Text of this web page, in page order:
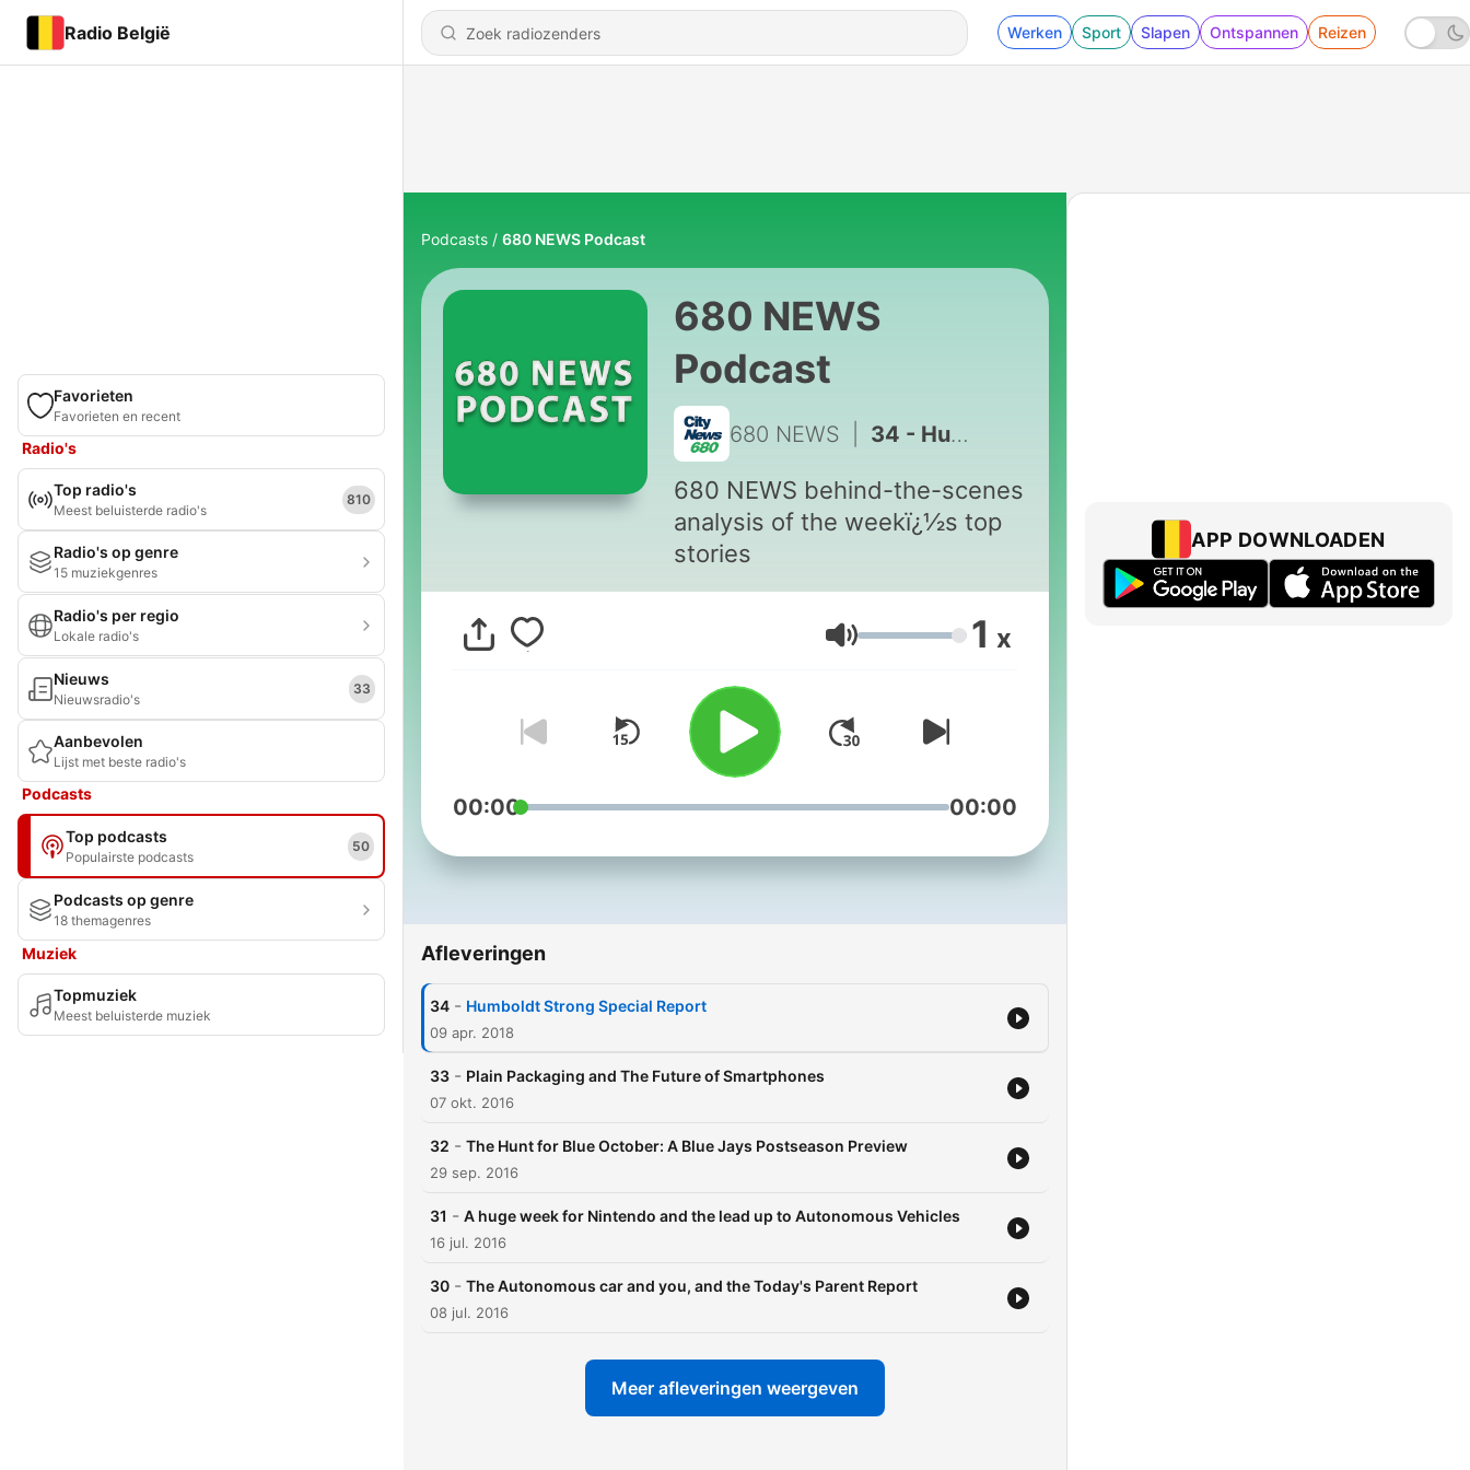
Radio België Werken Sport Slapen Ontspannen Reizen
Favorieten
Favorieten en recent
Radio's
Top radio's
Meest beluisterde radio's
810
Radio's op genre
15 muziekgenres
Radio's per regio
Lokale radio's
Nieuws
Nieuwsradio's
33
Aanbevolen
Lijst met beste radio's
Podcasts
Top podcasts
Populairste podcasts
50
Podcasts op genre
18 themagenres
Muziek
Topmuziek
Meest beluisterde muziek
Podcasts 680 NEWS Podcast
680 NEWS
Podcast
680 NEWS 34 - Humboldt Strong Special Report
680 NEWS behind-the-scenes
analysis of the weekï¿½s top
stories
Volume 1 x
00:00 00:00
Afleveringen
34 - Humboldt Strong Special Report
09 apr. 2018
33 - Plain Packaging and The Future of Smartphones
07 okt. 2016
32 - The Hunt for Blue October: A Blue Jays Postseason Preview
29 sep. 2016
31 - A huge week for Nintendo and the lead up to Autonomous Vehicles
16 jul. 2016
30 - The Autonomous car and you, and the Today's Parent Report
08 jul. 2016
Meer afleveringen weergeven
APP DOWNLOADEN